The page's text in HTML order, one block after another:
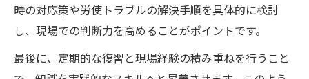
時の対応策や労使トラブルの解決手順を具体的に検討
し、現場での判断力を高めることがポイントです。
最後に、定期的な復習と現場経験の積み重ねを行うこと